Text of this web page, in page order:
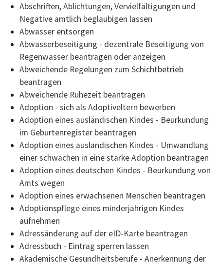
Abschriften, Ablichtungen, Vervielfältigungen und
Negative amtlich beglaubigen lassen
Abwasser entsorgen
Abwasserbeseitigung - dezentrale Beseitigung von
Regenwasser beantragen oder anzeigen
Abweichende Regelungen zum Schichtbetrieb
beantragen
Abweichende Ruhezeit beantragen
Adoption - sich als Adoptiveltern bewerben
Adoption eines ausländischen Kindes - Beurkundung
im Geburtenregister beantragen
Adoption eines ausländischen Kindes - Umwandlung
einer schwachen in eine starke Adoption beantragen
Adoption eines deutschen Kindes - Beurkundung von
Amts wegen
Adoption eines erwachsenen Menschen beantragen
Adoptionspflege eines minderjährigen Kindes
aufnehmen
Adressänderung auf der eID-Karte beantragen
Adressbuch - Eintrag sperren lassen
Akademische Gesundheitsberufe - Anerkennung der